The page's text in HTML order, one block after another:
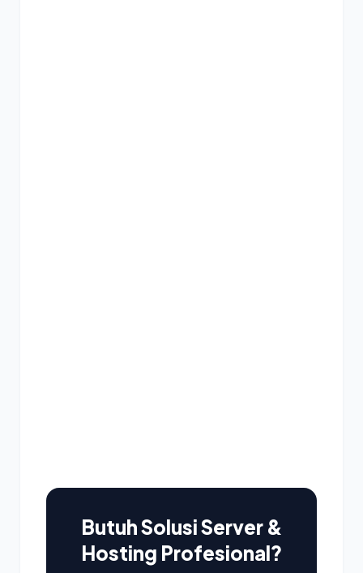
Butuh Solusi Server &
Hosting Profesional?